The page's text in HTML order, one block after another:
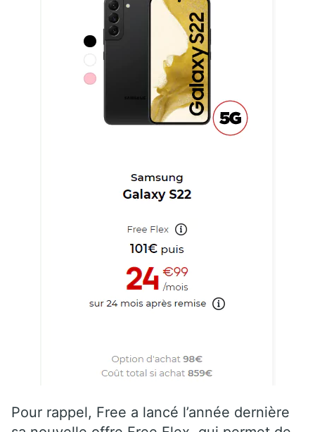
Pour rappel, Free a lancé l’année dernière